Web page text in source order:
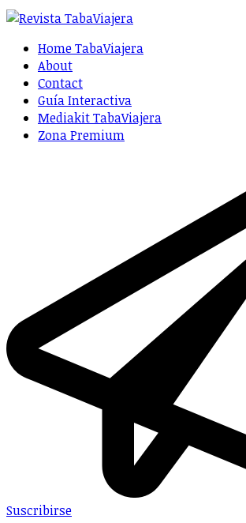
Home TabaViajera
About
Contact
Guía Interactiva
Mediakit TabaViajera
Zona Premium
Suscribirse